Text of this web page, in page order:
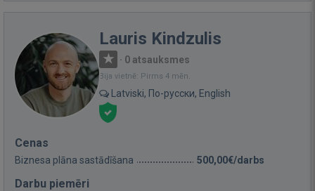
Lauris Kindzulis
· 0 atsauksmes
Bija vietnē: Pirms 4 mēn.
Latviski, По-русски, English
Cenas
Biznesa plāna sastādīšana 500,00€/darbs
Darbu piemēri